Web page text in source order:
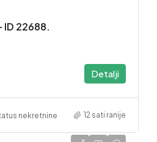
ID 22688.
Detalji
nekretnine 12 sati ranije